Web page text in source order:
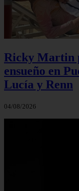
Ricky Martin
ensueño en
Lucía y Renn
04/08/2026